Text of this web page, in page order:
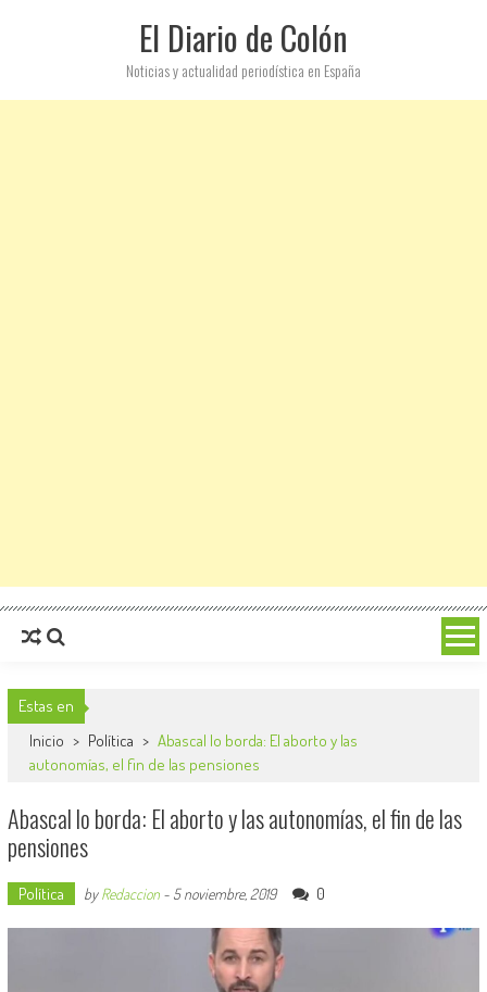
El Diario de Colón
Noticias y actualidad periodística en España
Estas en
Inicio > Política > Abascal lo borda: El aborto y las
autonomías, el fin de las pensiones
Abascal lo borda: El aborto y las autonomías, el fin de las
pensiones
Política byRedaccion- 5 noviembre, 2019 0